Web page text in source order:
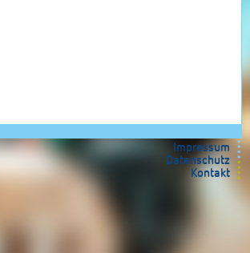
Impressum
Datenschutz
Kontakt